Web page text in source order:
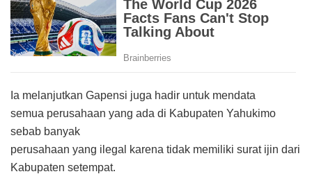
Ia melanjutkan Gapensi juga hadir untuk mendata
semua perusahaan yang ada di Kabupaten Yahukimo
sebab banyak
perusahaan yang ilegal karena tidak memiliki surat ijin dari
Kabupaten setempat.